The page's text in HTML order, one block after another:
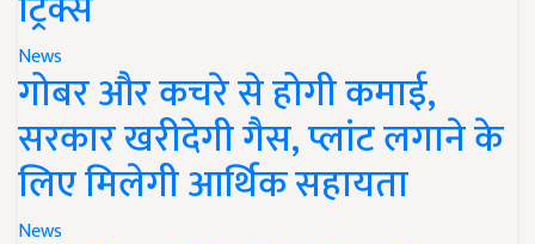
News
गोबर और कचरे से होगी कमाई,
सरकार खरीदेगी गैस, प्लांट लगाने के
लिए मिलेगी आर्थिक सहायता
News